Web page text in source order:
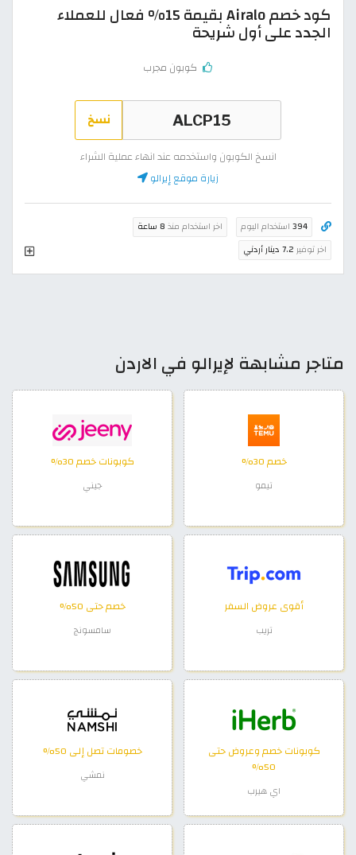
كود خصم Airalo بقيمة 15% فعال للعملاء
الجدد على أول شريحة
كوبون مجرب
نسخ
انسخ الكوبون واستخدمه عند انهاء عملية الشراء
زيارة موقع إيرالو
394 استخدام اليوم اخر استخدام منذ 8 ساعة
اخر توفير 7.2 دينار أردني
متاجر مشابهة لإيرالو في الاردن
خصم 30%
تيمو
كوبونات خصم 30%
جيني
أقوى عروض السفر
تريب
خصم حتى 50%
سامسونج
كوبونات خصم وعروض حتى
50%
اي هيرب
خصومات تصل إلى 50%
نمشي